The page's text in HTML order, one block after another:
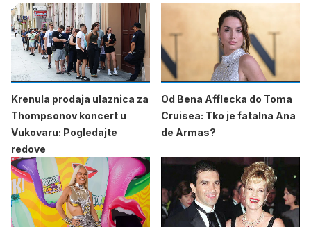
Krenula prodaja ulaznica za
Thompsonov koncert u
Vukovaru: Pogledajte
redove
Od Bena Afflecka do Toma
Cruisea: Tko je fatalna Ana
de Armas?